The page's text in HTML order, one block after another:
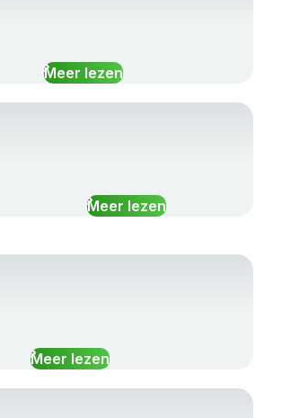
Meer lezen
Meer lezen
Meer lezen